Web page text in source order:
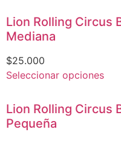
Lion Rolling Circus
Mediana
$25.000
Seleccionar opciones
Lion Rolling Circus
Pequeña